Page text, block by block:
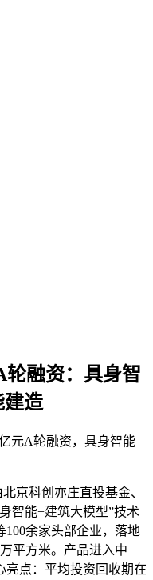
轮融资：具身智
建造
元A轮融资，具身智能
京科创亦庄直投基金、
智能+建筑大模型”技术
100余家头部企业，落地
平方米。产品进入中
亮点：平均投资回收期在